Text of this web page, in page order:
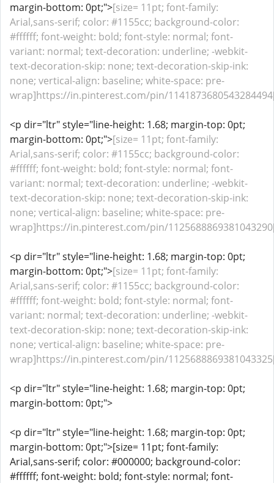
margin-bottom: 0pt;">[size= 11pt; font-family:
Arial,sans-serif; color: #1155cc; background-color:
#ffffff; font-weight: bold; font-style: normal; font-
variant: normal; text-decoration: underline; -webkit-
text-decoration-skip: none; text-decoration-skip-ink:
none; vertical-align: baseline; white-space: pre-
wrap]https://in.pinterest.com/pin/
<p dir="ltr" style="line-height: 1.68; margin-top: 0pt;
margin-bottom: 0pt;">[size= 11pt; font-family:
Arial,sans-serif; color: #1155cc; background-color:
#ffffff; font-weight: bold; font-style: normal; font-
variant: normal; text-decoration: underline; -webkit-
text-decoration-skip: none; text-decoration-skip-ink:
none; vertical-align: baseline; white-space: pre-
wrap]https://in.pinterest.com/pin/
<p dir="ltr" style="line-height: 1.68; margin-top: 0pt;
margin-bottom: 0pt;">[size= 11pt; font-family:
Arial,sans-serif; color: #1155cc; background-color:
#ffffff; font-weight: bold; font-style: normal; font-
variant: normal; text-decoration: underline; -webkit-
text-decoration-skip: none; text-decoration-skip-ink:
none; vertical-align: baseline; white-space: pre-
wrap]https://in.pinterest.com/pin/
<p dir="ltr" style="line-height: 1.68; margin-top: 0pt;
margin-bottom: 0pt;">
<p dir="ltr" style="line-height: 1.68; margin-top: 0pt;
margin-bottom: 0pt;">[size= 11pt; font-family:
Arial,sans-serif; color: #000000; background-color:
#ffffff; font-weight: bold; font-style: normal; font-